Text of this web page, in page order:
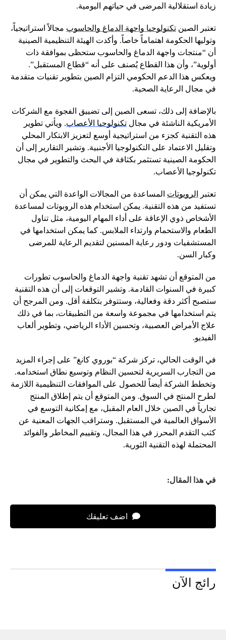
زيادة استقلالية المرضى في حياتهم اليومية.
تعتبر الصين تكنولوجيا واجهة الدماغ والحاسوب مجالاً استراتيجياً،
وتوليها الحكومة اهتماماً خاصاً. وأكدت الهيئة التنظيمية الصينية
أن “منتجات واجهة الدماغ والحاسوب ستحظى بموافقة ذات
أولوية”، وأن هذا القطاع يُصنف على أنه “قطاع المستقبل”.
ويعكس هذا الدعم الحكومي التزام الصين بتطوير تقنيات متقدمة
في مجال الرعاية الصحية.
بالإضافة إلى ذلك، تسعى الصين إلى تضييق الفجوة مع الشركات
الأمريكية الناشئة في مجال تكنولوجيا الأعصاب. ويأتي تطوير
هذه التقنية كجزء من استراتيجية أوسع لتعزيز الابتكار المحلي
وتقليل الاعتماد على التكنولوجيا الأجنبية. وتشير التقارير إلى أن
الحكومة الصينية تستثمر بكثافة في البحث والتطوير في مجال
تكنولوجيا الأعصاب.
تعتبر الروبوتات المساعدة من المجالات الواعدة التي يمكن أن
تستفيد من هذه التقنية. يمكن استخدام هذه الروبوتات لمساعدة
الأشخاص ذوي الإعاقة على أداء المهام اليومية، مثل تناول
الطعام والاستحمام وارتداء الملابس. كما يمكن استخدامها في
المستشفيات ودور رعاية المسنين لتقديم الرعاية للمرضى
وكبار السن.
من المتوقع أن تشهد تقنية واجهة الدماغ والحاسوب تطورات
كبيرة في السنوات القادمة. وتشير التوقعات إلى أن هذه التقنية
ستصبح أكثر دقة وفعالية، وستتوفر بتكلفة أقل. ومن المرجح أن
يتم استخدامها في مجموعة واسعة من التطبيقات، بما في ذلك
علاج الأمراض العصبية، وتحسين الأداء الرياضي، وتطوير ألعاب
الفيديو.
في الوقت الحالي، تركز شركة “بوروي كانغ” على إجراء المزيد
من التجارب السريرية لتحسين النظام وتوسيع نطاق استخدامه.
وتخطط الشركة أيضاً للحصول على الموافقات التنظيمية اللازمة
لطرح المنتج في السوق. ومن المتوقع أن يتم إطلاق المنتج
تجارياً في الصين خلال العام المقبل، مع إمكانية التوسع في
الأسواق العالمية في المستقبل. وستراقب الجهات المعنية عن
كثب التقدم المحرز في هذا المجال، وتقييم المخاطر والفوائد
المحتملة لهذه التقنية الثورية.
في هذا المقال:
اضف تعليقك
رائج الآن